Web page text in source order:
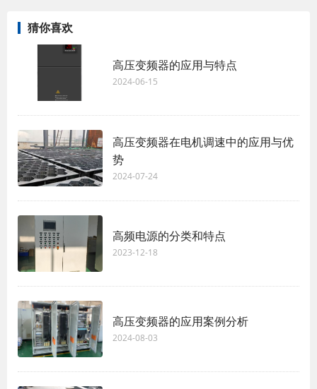
猜你喜欢
高压变频器的应用与特点
2024-06-15
高压变频器在电机调速中的应用与优
势
2024-07-24
高频电源的分类和特点
2023-12-18
高压变频器的应用案例分析
2024-08-03